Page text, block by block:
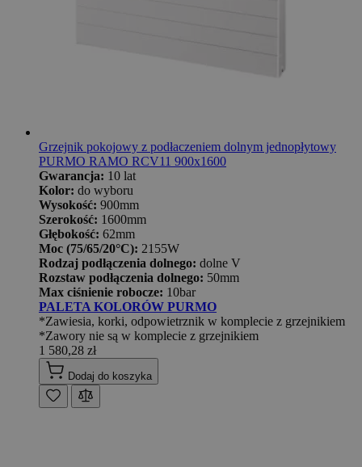
Grzejnik pokojowy z podłaczeniem dolnym jednopłytowy
PURMO RAMO RCV11 900x1600
Gwarancja: 10 lat
Kolor: do wyboru
Wysokość: 900mm
Szerokość: 1600mm
Głębokość: 62mm
Moc (75/65/20°C): 2155W
Rodzaj podłączenia dolnego: dolne V
Rozstaw podłączenia dolnego: 50mm
Max ciśnienie robocze: 10bar
PALETA KOLORÓW PURMO
*Zawiesia, korki, odpowietrznik w komplecie z grzejnikiem
*Zawory nie są w komplecie z grzejnikiem
1 580,28 zł
Dodaj do koszyka